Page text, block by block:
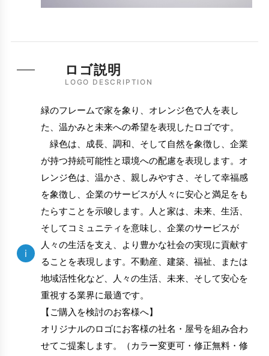
LOGO DESCRIPTION
ロゴ説明
i
緑のフレームで家を象り、オレンジ色で人を表し
た、温かみと未来への希望を表現したロゴです。
緑色は、成長、調和、そして自然を象徴し、企業
が持つ持続可能性と環境への配慮を表現します。オ
レンジ色は、温かさ、親しみやすさ、そして幸福感
を象徴し、企業のサービスが人々に安心と満足をも
たらすことを示唆します。人と家は、未来、生活、
そしてコミュニティを意味し、企業のサービスが
人々の生活を支え、より豊かな社会の実現に貢献す
ることを表現します。不動産、建築、福祉、または
地域活性化など、人々の生活、未来、そして安心を
重視する業界に最適です。
【ご購入を検討のお客様へ】
オリジナルのロゴにお客様の社名・屋号を組み合わ
せてご提案します。（カラー変更可・修正無料・修